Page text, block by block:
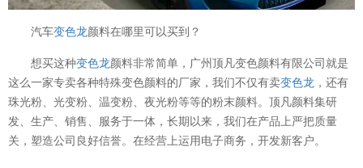
汽车变色龙颜料在哪里可以买到？
想买这种变色龙颜料非常简单，广州顶凡变色颜料有限公司就是
这么一家专卖各种特殊变色颜料的厂家，我们不仅有卖变色龙 ，还有
珠光粉、光变粉、温变粉、夜光粉等等的粉末颜料。顶凡颜料集研
发、生产、销售、服务于一体，长期以来，我们在产品上严把质量
关，塑造公司良好信誉。在经营上运用电子商务，开发新客户。